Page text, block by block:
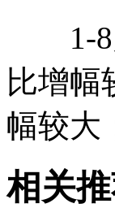
1-8月
比增幅
幅较大
相关